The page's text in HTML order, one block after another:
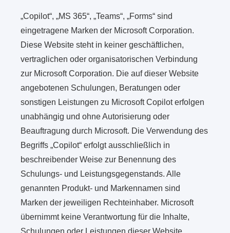
„Copilot“, „MS 365“, „Teams“, „Forms“ sind
eingetragene Marken der Microsoft Corporation.
Diese Website steht in keiner geschäftlichen,
vertraglichen oder organisatorischen Verbindung
zur Microsoft Corporation. Die auf dieser Website
angebotenen Schulungen, Beratungen oder
sonstigen Leistungen zu Microsoft Copilot erfolgen
unabhängig und ohne Autorisierung oder
Beauftragung durch Microsoft. Die Verwendung des
Begriffs „Copilot“ erfolgt ausschließlich in
beschreibender Weise zur Benennung des
Schulungs- und Leistungsgegenstands. Alle
genannten Produkt- und Markennamen sind
Marken der jeweiligen Rechteinhaber. Microsoft
übernimmt keine Verantwortung für die Inhalte,
Schulungen oder Leistungen dieser Website.